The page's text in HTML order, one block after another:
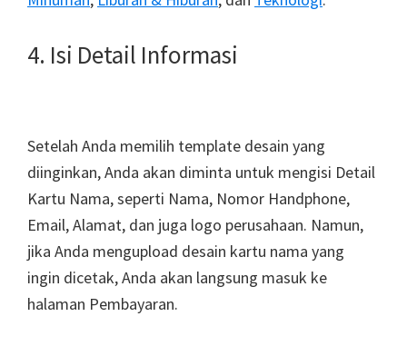
4. Isi Detail Informasi
Setelah Anda memilih template desain yang
diinginkan, Anda akan diminta untuk mengisi Detail
Kartu Nama, seperti Nama, Nomor Handphone,
Email, Alamat, dan juga logo perusahaan. Namun,
jika Anda mengupload desain kartu nama yang
ingin dicetak, Anda akan langsung masuk ke
halaman Pembayaran.